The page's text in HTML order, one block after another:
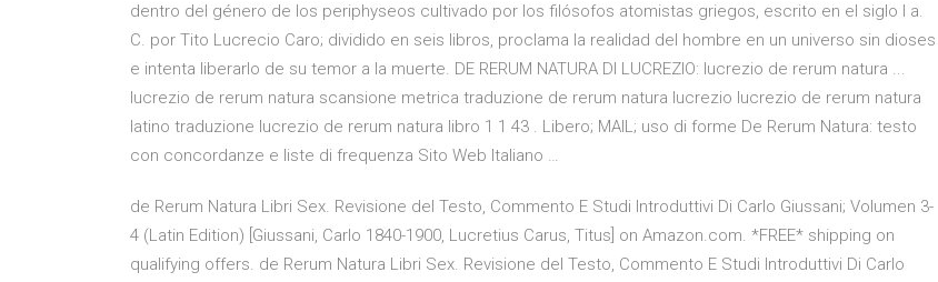
dentro del género de los periphyseos cultivado por los filósofos atomistas griegos, escrito en el siglo I a.
C. por Tito Lucrecio Caro; dividido en seis libros, proclama la realidad del hombre en un universo sin dioses
e intenta liberarlo de su temor a la muerte. DE RERUM NATURA DI LUCREZIO: lucrezio de rerum natura ...
lucrezio de rerum natura scansione metrica traduzione de rerum natura lucrezio lucrezio de rerum natura
latino traduzione lucrezio de rerum natura libro 1 1 43 . Libero; MAIL; uso di forme De Rerum Natura: testo
con concordanze e liste di frequenza Sito Web Italiano …
de Rerum Natura Libri Sex. Revisione del Testo, Commento E Studi Introduttivi Di Carlo Giussani; Volumen 3-
4 (Latin Edition) [Giussani, Carlo 1840-1900, Lucretius Carus, Titus] on Amazon.com. *FREE* shipping on
qualifying offers. de Rerum Natura Libri Sex. Revisione del Testo, Commento E Studi Introduttivi Di Carlo